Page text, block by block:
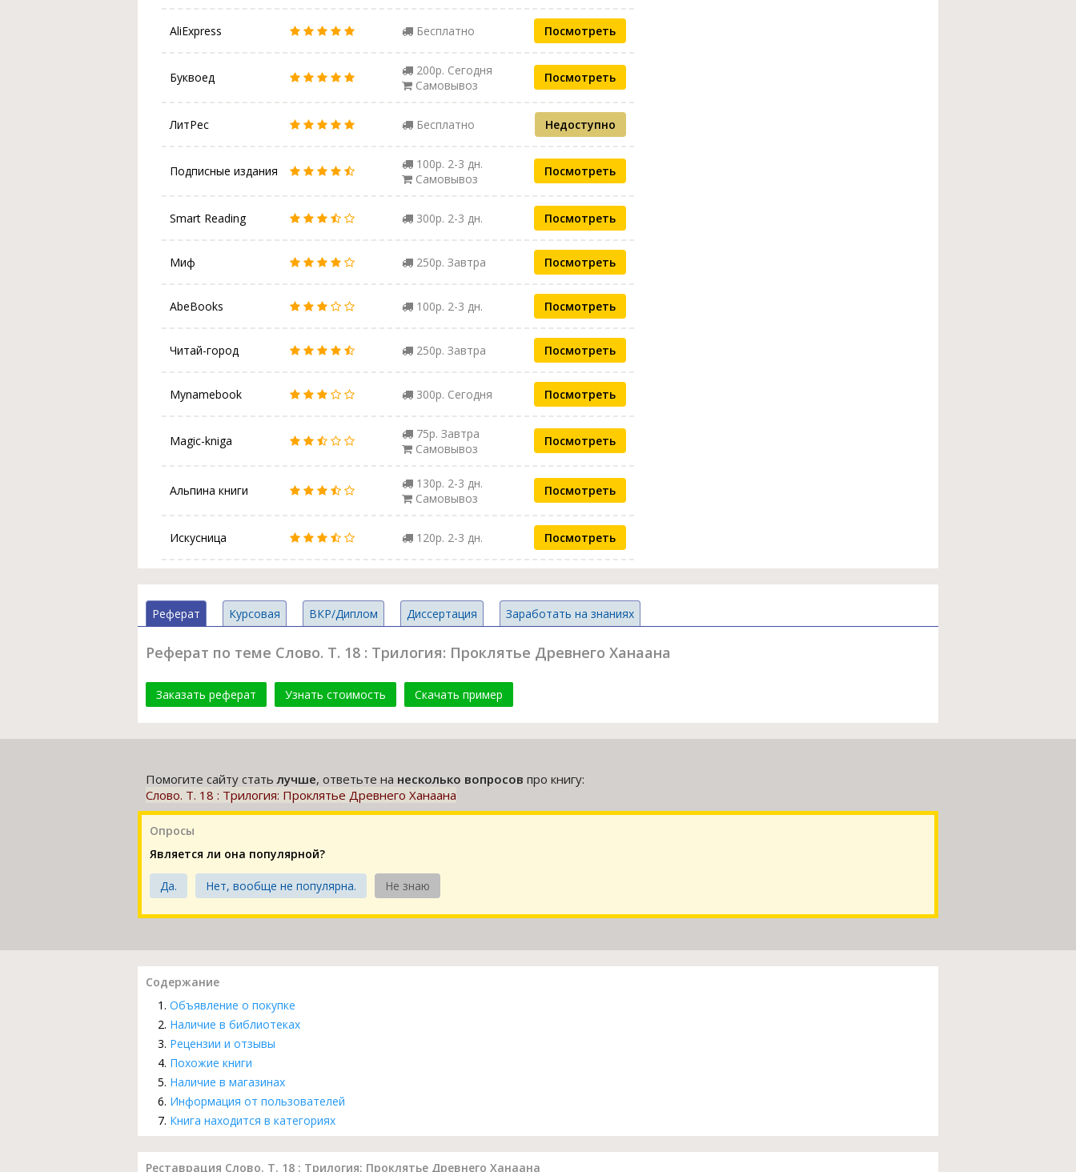
AliExpress Бесплатно Посмотреть
Буквоед
200р. Сегодня
Самовывоз
Посмотреть
ЛитРес Бесплатно Недоступно
Подписные издания
100р. 2-3 дн.
Самовывоз
Посмотреть
Smart Reading 300р. 2-3 дн. Посмотреть
Миф 250р. Завтра Посмотреть
AbeBooks 100р. 2-3 дн. Посмотреть
Читай-город 250р. Завтра Посмотреть
Mynamebook 300р. Сегодня Посмотреть
Magic-kniga
75р. Завтра
Самовывоз
Посмотреть
Альпина книги
130р. 2-3 дн.
Самовывоз
Посмотреть
Искусница 120р. 2-3 дн. Посмотреть
Реферат Курсовая ВКР/Диплом Диссертация Заработать на знаниях
Реферат по теме Слово. Т. 18 : Трилогия: Проклятье Древнего Ханаана
Заказать реферат Узнать стоимость Скачать пример
Помогите сайту статьлучше, ответьте на несколько вопросов про книгу:
Слово. Т. 18 : Трилогия: Проклятье Древнего Ханаана
Опросы
Является ли она популярной?
Да. Нет, вообще не популярна. Не знаю
Содержание
Объявление о покупке
Наличие в библиотеках
Рецензии и отзывы
Похожие книги
Наличие в магазинах
Информация от пользователей
Книга находится в категориях
Реставрация Слово. Т. 18 : Трилогия: Проклятье Древнего Ханаана